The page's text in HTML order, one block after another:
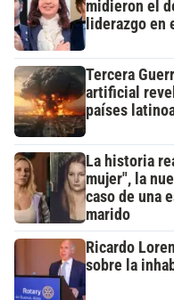
midieron el
liderazgo en
Tercera
artificial
países
La historia
mujer", la
caso de una
marido
Ricardo
sobre la